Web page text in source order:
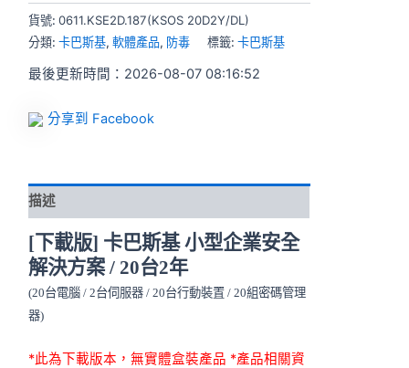
貨號:0611.KSE2D.187(KSOS 20D2Y/DL)
分類:卡巴斯基,軟體產品, 防毒 標籤:卡巴斯基
最後更新時間：2026-08-07 08:16:52
分享到 Facebook
描述
[下載版] 卡巴斯基 小型企業安全
解決方案 / 20台2年
(20台電腦 / 2台伺服器 / 20台行動裝置 / 20組密碼管理
器)
*此為下載版本，無實體盒裝產品 *產品相關資